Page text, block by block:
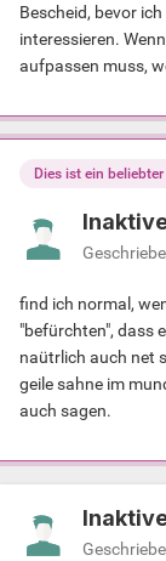
Bescheid, bevor
interessieren.
aufpassen muss,
Dies ist ein
find ich normal,
"befürchten", dass
naütrlich auch net
geile sahne im
auch sagen.